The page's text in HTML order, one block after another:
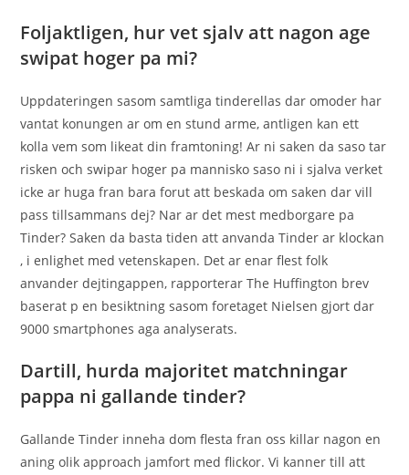
Foljaktligen, hur vet sjalv att nagon age
swipat hoger pa mi?
Uppdateringen sasom samtliga tinderellas dar omoder har
vantat konungen ar om en stund arme, antligen kan ett
kolla vem som likeat din framtoning! Ar ni saken da saso tar
risken och swipar hoger pa mannisko saso ni i sjalva verket
icke ar huga fran bara forut att beskada om saken dar vill
pass tillsammans dej? Nar ar det mest medborgare pa
Tinder? Saken da basta tiden att anvanda Tinder ar klockan
, i enlighet med vetenskapen. Det ar enar flest folk
anvander dejtingappen, rapporterar The Huffington brev
baserat p en besiktning sasom foretaget Nielsen gjort dar
9000 smartphones aga analyserats.
Dartill, hurda majoritet matchningar
pappa ni gallande tinder?
Gallande Tinder inneha dom flesta fran oss killar nagon en
aning olik approach jamfort med flickor. Vi kanner till att